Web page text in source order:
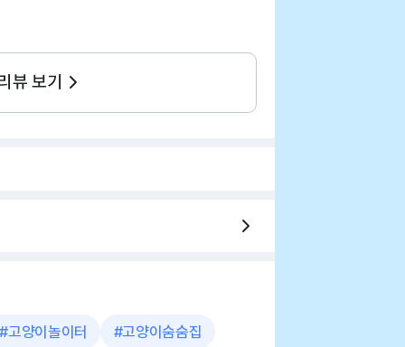
뷰 보기
#고양이놀이터 #고양이숨숨집